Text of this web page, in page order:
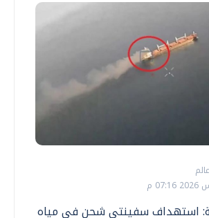
استهداف سفينتي شحن في مياه